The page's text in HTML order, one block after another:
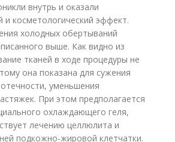
внутрь и оказали
и косметологический эффект.
холодных обертываний
выше. Как видно из
тканей в ходе процедуры не
она показана для сужения
уменьшения
При этом предполагается
охлаждающего геля,
лечению целлюлита и
подкожно-жировой клетчатки.